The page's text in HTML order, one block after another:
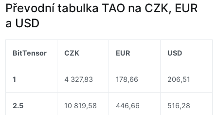
Převodní tabulka TAO na CZK, EUR
a USD
BitTensor CZK EUR USD
1 4 327,83 178,66 206,51
2.5 10 819,58 446,66 516,28